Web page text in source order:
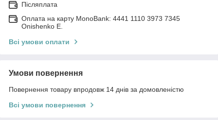
Післяплата
Оплата на карту MonoBank: 4441 1110 3973 7345
Onishenko E.
Всі умови оплати
Умови повернення
Повернення товару впродовж 14 днів за домовленістю
Всі умови повернення